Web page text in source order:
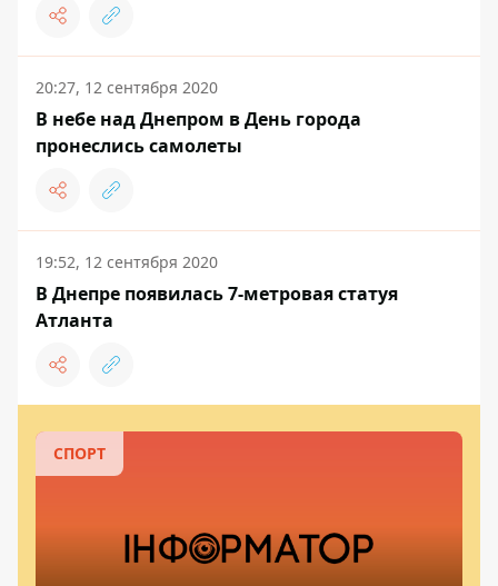
20:27, 12 сентября 2020
В небе над Днепром в День города
пронеслись самолеты
19:52, 12 сентября 2020
В Днепре появилась 7-метровая статуя
Атланта
СПОРТ